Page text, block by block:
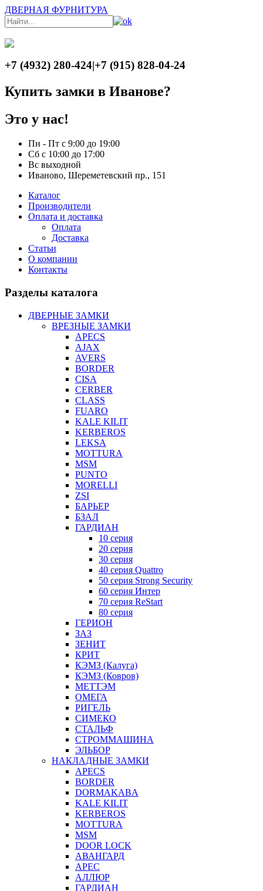
ДВЕРНАЯ ФУРНИТУРА
+7 (4932) 280-424|+7 (915) 828-04-24
Купить замки в Иванове?
Это у нас!
Пн - Пт с 9:00 до 19:00
Сб с 10:00 до 17:00
Вс выходной
Иваново, Шереметевский пр., 151
Каталог
Производители
Оплата и доставка
Оплата
Доставка
Статьи
О компании
Контакты
Разделы каталога
ДВЕРНЫЕ ЗАМКИ
ВРЕЗНЫЕ ЗАМКИ
APECS
AJAX
AVERS
BORDER
CISA
CERBER
CLASS
FUARO
KALE KILIT
KERBEROS
LEKSA
MOTTURA
MSM
PUNTO
MORELLI
ZSI
БАРЬЕР
БЗАЛ
ГАРДИАН
10 серия
20 серия
30 серия
40 серия Quattro
50 серия Strong Security
60 серия Интер
70 серия ReStart
80 серия
ГЕРИОН
ЗАЗ
ЗЕНИТ
КРИТ
КЭМЗ (Калуга)
КЭМЗ (Ковров)
МЕТТЭМ
ОМЕГА
РИГЕЛЬ
СИМЕКО
СТАЛЬФ
СТРОММАШИНА
ЭЛЬБОР
НАКЛАДНЫЕ ЗАМКИ
APECS
BORDER
DORMAKABA
KALE KILIT
KERBEROS
MOTTURA
MSM
DOOR LOCK
АВАНГАРД
АРЕС
АЛЛЮР
ГАРДИАН